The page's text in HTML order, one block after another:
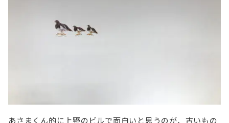
あさまくん的に上野のビルで面白いと思うのが、古いもの